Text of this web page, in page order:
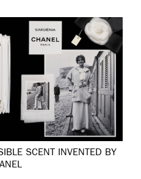
SCENT INVENTED BY